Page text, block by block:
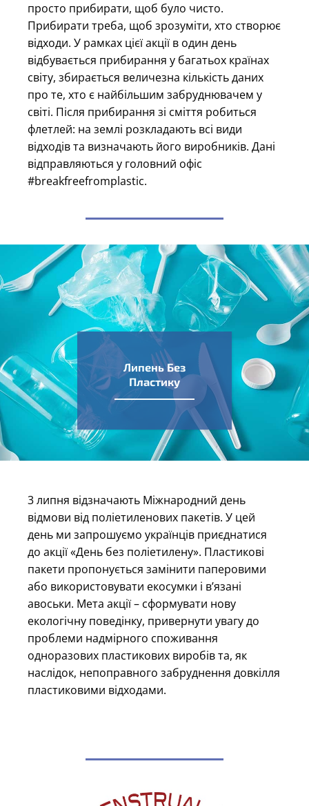
просто прибирати, щоб було чисто.
Прибирати треба, щоб зрозуміти, хто створює
відходи. У рамках цієї акції в один день
відбувається прибирання у багатьох країнах
світу, збирається величезна кількість даних
про те, хто є найбільшим забруднювачем у
світі. Після прибирання зі сміття робиться
флетлей: на землі розкладають всі види
відходів та визначають його виробників. Дані
відправляються у головний офіс
#breakfreefromplastic.
Липень Без
Пластику
3 липня відзначають Міжнародний день
відмови від поліетиленових пакетів. У цей
день ми запрошуємо українців приєднатися
до акції «День без поліетилену». Пластикові
пакети пропонується замінити паперовими
або використовувати екосумки і в’язані
авоськи. Мета акції – сформувати нову
екологічну поведінку, привернути увагу до
проблеми надмірного споживання
одноразових пластикових виробів та, як
наслідок, непоправного забруднення довкілля
пластиковими відходами.